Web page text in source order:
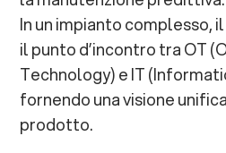
In un impianto complesso,
il punto d’incontro tra OT
Technology) e IT
fornendo una visione
prodotto.